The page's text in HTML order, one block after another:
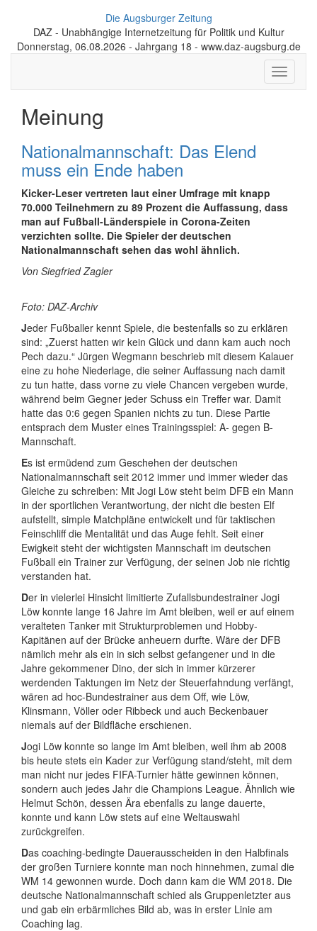
Die Augsburger Zeitung
DAZ - Unabhängige Internetzeitung für Politik und Kultur
Donnerstag, 06.08.2026 - Jahrgang 18 - www.daz-augsburg.de
Toggle
Meinung
Nationalmannschaft: Das Elend
muss ein Ende haben
Kicker-Leser vertreten laut einer Umfrage mit knapp
70.000 Teilnehmern zu 89 Prozent die Auffassung, dass
man auf Fußball-Länderspiele in Corona-Zeiten
verzichten sollte. Die Spieler der deutschen
Nationalmannschaft sehen das wohl ähnlich.
Von Siegfried Zagler
Foto: DAZ-Archiv
Jeder Fußballer kennt Spiele, die bestenfalls so zu erklären
sind: „Zuerst hatten wir kein Glück und dann kam auch noch
Pech dazu.“ Jürgen Wegmann beschrieb mit diesem Kalauer
eine zu hohe Niederlage, die seiner Auffassung nach damit
zu tun hatte, dass vorne zu viele Chancen vergeben wurde,
während beim Gegner jeder Schuss ein Treffer war. Damit
hatte das 0:6 gegen Spanien nichts zu tun. Diese Partie
entsprach dem Muster eines Trainingsspiel: A- gegen B-
Mannschaft.
Es ist ermüdend zum Geschehen der deutschen
Nationalmannschaft seit 2012 immer und immer wieder das
Gleiche zu schreiben: Mit Jogi Löw steht beim DFB ein Mann
in der sportlichen Verantwortung, der nicht die besten Elf
aufstellt, simple Matchpläne entwickelt und für taktischen
Feinschliff die Mentalität und das Auge fehlt. Seit einer
Ewigkeit steht der wichtigsten Mannschaft im deutschen
Fußball ein Trainer zur Verfügung, der seinen Job nie richtig
verstanden hat.
Der in vielerlei Hinsicht limitierte Zufallsbundestrainer Jogi
Löw konnte lange 16 Jahre im Amt bleiben, weil er auf einem
veralteten Tanker mit Strukturproblemen und Hobby-
Kapitänen auf der Brücke anheuern durfte. Wäre der DFB
nämlich mehr als ein in sich selbst gefangener und in die
Jahre gekommener Dino, der sich in immer kürzerer
werdenden Taktungen im Netz der Steuerfahndung verfängt,
wären ad hoc-Bundestrainer aus dem Off, wie Löw,
Klinsmann, Völler oder Ribbeck und auch Beckenbauer
niemals auf der Bildfläche erschienen.
Jogi Löw konnte so lange im Amt bleiben, weil ihm ab 2008
bis heute stets ein Kader zur Verfügung stand/steht, mit dem
man nicht nur jedes FIFA-Turnier hätte gewinnen können,
sondern auch jedes Jahr die Champions League. Ähnlich wie
Helmut Schön, dessen Ära ebenfalls zu lange dauerte,
konnte und kann Löw stets auf eine Weltauswahl
zurückgreifen.
Das coaching-bedingte Dauerausscheiden in den Halbfinals
der großen Turniere konnte man noch hinnehmen, zumal die
WM 14 gewonnen wurde. Doch dann kam die WM 2018. Die
deutsche Nationalmannschaft schied als Gruppenletzter aus
und gab ein erbärmliches Bild ab, was in erster Linie am
Coaching lag.